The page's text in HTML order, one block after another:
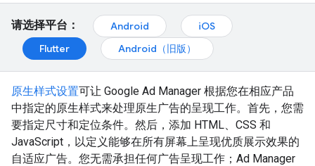
请选择平台： Android
iOS
Flutter
Android（旧版）
原生样式设置可让 Google Ad Manager 根据您在相应产品
中指定的原生样式来处理原生广告的呈现工作。首先，您需
要指定尺寸和定位条件。然后，添加 HTML、CSS 和
JavaScript，以定义能够在所有屏幕上呈现优质展示效果的
自适应广告。您无需承担任何广告呈现工作；Ad Manager